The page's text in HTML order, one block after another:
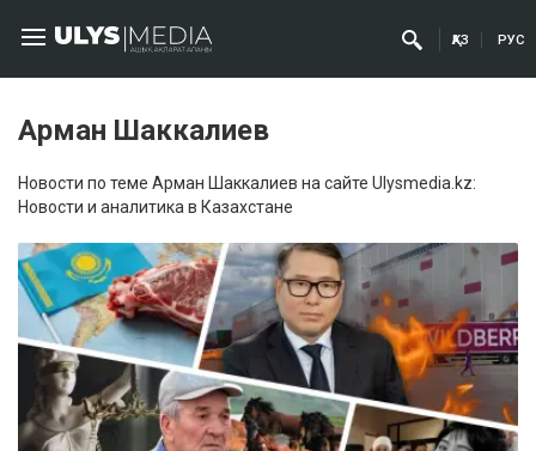
ҚАЗ РУС
Арман Шаккалиев
Новости по теме Арман Шаккалиев на сайте Ulysmedia.kz:
Новости и аналитика в Казахстане